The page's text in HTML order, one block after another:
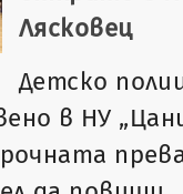
Лясковец
Детско
в НУ „Цани